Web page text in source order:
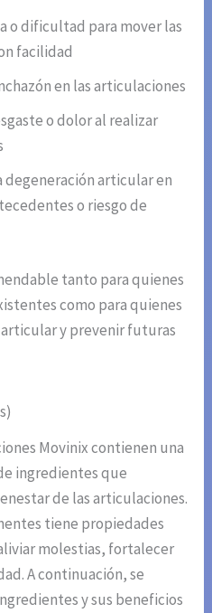
o dificultad para mover las
facilidad
en las articulaciones
o dolor al realizar
degeneración articular en
o riesgo de
tanto para quienes
como para quienes
y prevenir futuras
Movinix contienen una
ingredientes que
de las articulaciones.
tiene propiedades
molestias, fortalecer
A continuación, se
y sus beneficios